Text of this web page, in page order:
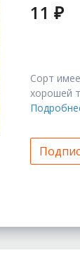
11 ₽
Сорт
хорошей